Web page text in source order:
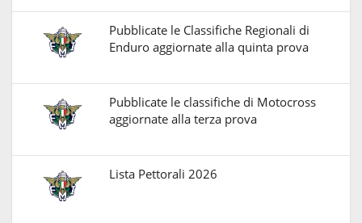
Pubblicate le Classifiche Regionali di
Enduro aggiornate alla quinta prova
Pubblicate le classifiche di Motocross
aggiornate alla terza prova
Lista Pettorali 2026